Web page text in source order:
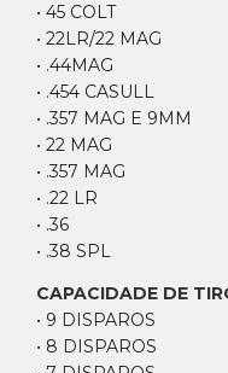
• 45 COLT
• 22LR/22 MAG
• .44MAG
• .454 CASULL
• .357 MAG E 9MM
• 22 MAG
• .357 MAG
• .22 LR
• .36
• .38 SPL
CAPACIDADE DE
• 9 DISPAROS
• 8 DISPAROS